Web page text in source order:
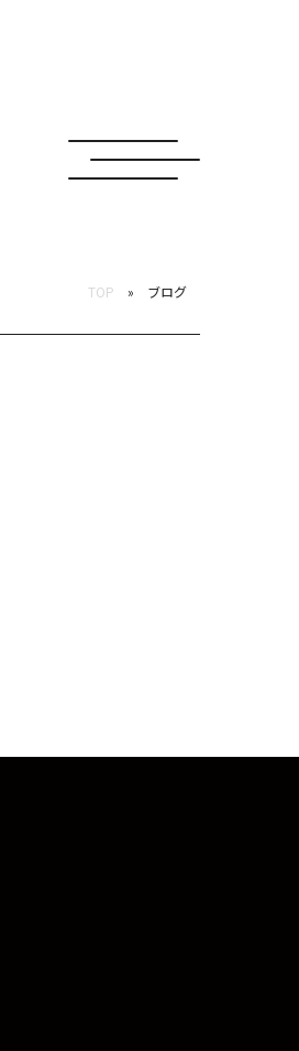
TOP ブログ